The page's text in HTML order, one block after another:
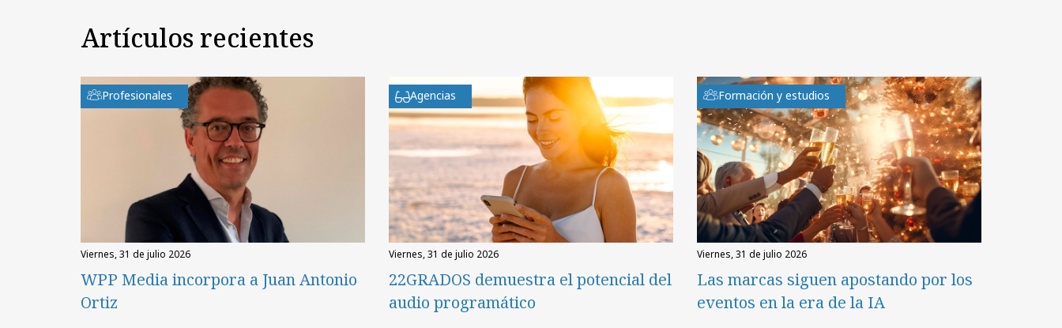
Artículos recientes
Profesionales
viernes, 31 de julio 2026
WPP Media incorpora a Juan Antonio
Ortiz
Agencias
viernes, 31 de julio 2026
22GRADOS demuestra el potencial del
audio programático
Formación y estudios
viernes, 31 de julio 2026
Las marcas siguen apostando por los
eventos en la era de la IA